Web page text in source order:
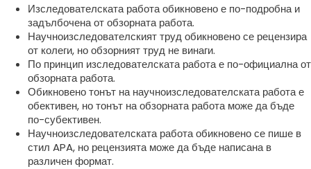
Изследователската работа обикновено е по-подробна и
задълбочена от обзорната работа.
Научноизследователският труд обикновено се рецензира
от колеги, но обзорният труд не винаги.
По принцип изследователската работа е по-официална от
обзорната работа.
Обикновено тонът на научноизследователската работа е
обективен, но тонът на обзорната работа може да бъде
по-субективен.
Научноизследователската работа обикновено се пише в
стил APA, но рецензията може да бъде написана в
различен формат.